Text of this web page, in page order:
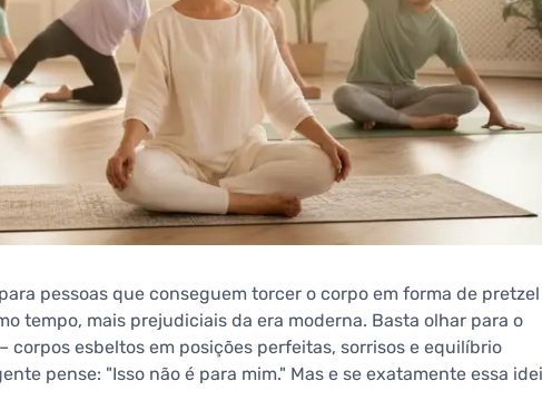
pessoas que conseguem torcer o corpo em forma de
tempo, mais prejudiciais da era moderna. Basta olhar para o
corpos esbeltos em posições perfeitas, sorrisos e equilíbrio
pense: "Isso não é para mim." Mas e se exatamente essa